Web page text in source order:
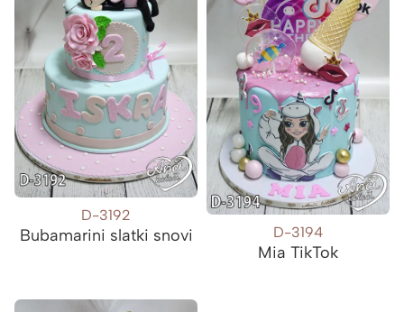
D-3192
Bubamarini slatki snovi D-3194
Mia TikTok